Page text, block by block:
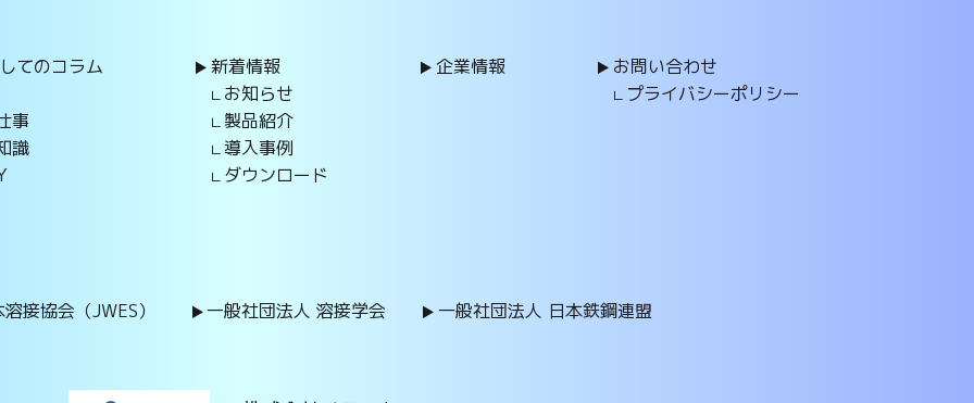
てのコラム
事
識
新着情報
お知らせ
製品紹介
導入事例
ダウンロード
企業情報
お問い合わせ
プライバシーポリシー
接協会（JWES） 一般社団法人 溶接学会 一般社団法人 日本鉄鋼連盟